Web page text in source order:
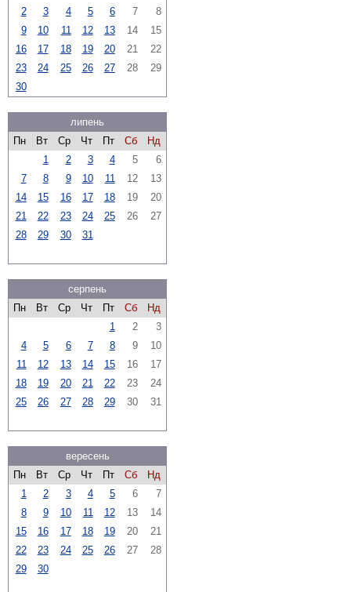
2
3 4 5 6 7
8
9
10 11 12 13 14
15
16
17 18 19 20 21
22
23
24 25 26 27 28
29
30
липень
Пн
Вт Ср Чт Пт Сб
Нд
1
2 3 4 5
6
7
8 9 10 11 12
13
14
15 16 17 18 19
20
21
22 23 24 25 26
27
28
29 30 31
серпень
Пн
Вт Ср Чт Пт Сб
Нд
1
2
3
4
5 6 7 8 9
10
11
12 13 14 15 16
17
18
19 20 21 22 23
24
25
26 27 28 29 30 31
вересень
Пн
Вт Ср Чт Пт Сб
Нд
1
2 3 4 5 6
7
8
9 10 11 12 13
14
15
16 17 18 19 20
21
22
23 24 25 26 27
28
29
30